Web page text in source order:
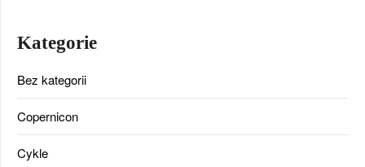
Kategorie
Bez kategorii
Copernicon
Cykle